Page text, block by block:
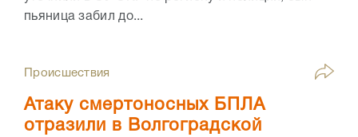
пьяница забил до...
Происшествия
Атаку смертоносных БПЛА
отразили в Волгоградской